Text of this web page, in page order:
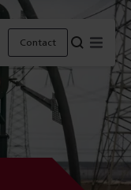
Contact